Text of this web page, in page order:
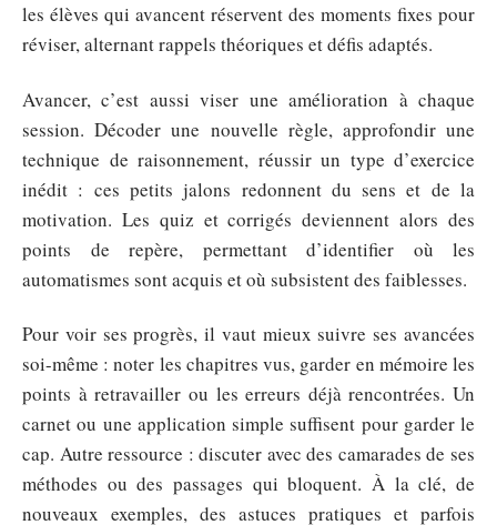
les élèves qui avancent réservent des moments fixes pour
réviser, alternant rappels théoriques et défis adaptés.
Avancer, c’est aussi viser une amélioration à chaque
session. Décoder une nouvelle règle, approfondir une
technique de raisonnement, réussir un type d’exercice
inédit : ces petits jalons redonnent du sens et de la
motivation. Les quiz et corrigés deviennent alors des
points de repère, permettant d’identifier où les
automatismes sont acquis et où subsistent des faiblesses.
Pour voir ses progrès, il vaut mieux suivre ses avancées
soi-même : noter les chapitres vus, garder en mémoire les
points à retravailler ou les erreurs déjà rencontrées. Un
carnet ou une application simple suffisent pour garder le
cap. Autre ressource : discuter avec des camarades de ses
méthodes ou des passages qui bloquent. À la clé, de
nouveaux exemples, des astuces pratiques et parfois